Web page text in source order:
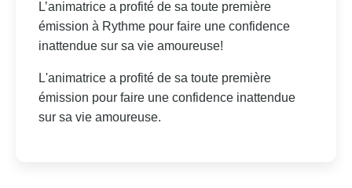
L’animatrice a profité de sa toute première
émission à Rythme pour faire une confidence
inattendue sur sa vie amoureuse!
L'animatrice a profité de sa toute première
émission pour faire une confidence inattendue
sur sa vie amoureuse.